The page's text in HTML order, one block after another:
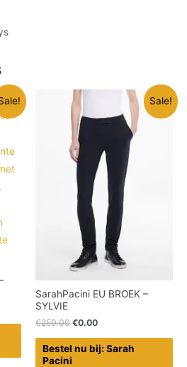
Sale!
SarahPacini EU BROEK –
SYLVIE
€259.00 €0.00
Bestel nu bij: Sarah
Pacini